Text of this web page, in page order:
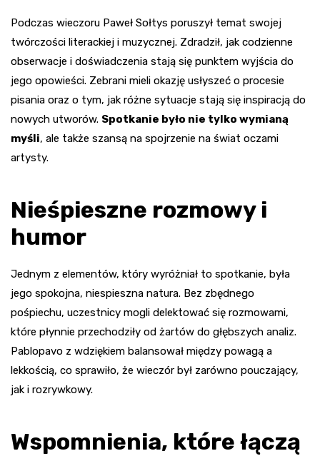
Podczas wieczoru Paweł Sołtys poruszył temat swojej
twórczości literackiej i muzycznej. Zdradził, jak codzienne
obserwacje i doświadczenia stają się punktem wyjścia do
jego opowieści. Zebrani mieli okazję usłyszeć o procesie
pisania oraz o tym, jak różne sytuacje stają się inspiracją do
nowych utworów. Spotkanie było nie tylko wymianą
myśli, ale także szansą na spojrzenie na świat oczami
artysty.
Nieśpieszne rozmowy i
humor
Jednym z elementów, który wyróżniał to spotkanie, była
jego spokojna, niespieszna natura. Bez zbędnego
pośpiechu, uczestnicy mogli delektować się rozmowami,
które płynnie przechodziły od żartów do głębszych analiz.
Pablopavo z wdziękiem balansował między powagą a
lekkością, co sprawiło, że wieczór był zarówno pouczający,
jak i rozrywkowy.
Wspomnienia, które łączą